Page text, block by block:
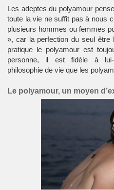
Les adeptes du polyamour
toute la vie ne suffit pas à nous
plusieurs hommes ou femmes
», car la perfection du seul être
pratique le polyamour est
personne, il est fidèle à lui-
philosophie de vie que les
Le polyamour, un moyen